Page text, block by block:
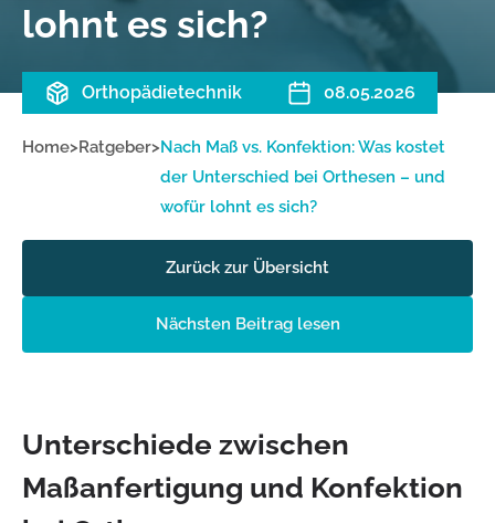
lohnt es sich?
Orthopädietechnik 08.05.2026
Home>Ratgeber>Nach Maß vs. Konfektion: Was kostet
der Unterschied bei Orthesen – und
wofür lohnt es sich?
Zurück zur Übersicht
Nächsten Beitrag lesen
Unterschiede zwischen
Maßanfertigung und Konfektion